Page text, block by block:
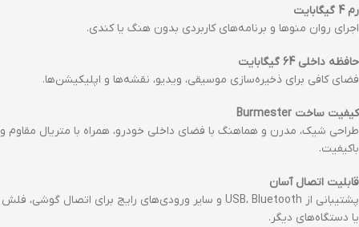
رم 4 گیگابایت
اجرای روان منوها و برنامه‌های کاربردی بدون هنگ یا کندی.
حافظه داخلی 64 گیگابایت
فضای کافی برای ذخیره‌سازی موسیقی، ویدیو، نقشه‌ها و اپلیکیشن‌ها.
کیفیت ساخت Burmester
طراحی شیک، مدرن و هماهنگ با فضای داخلی خودرو، همراه با متریال مقاوم و
باکیفیت.
قابلیت اتصال آسان
پشتیبانی از USB، Bluetooth و سایر ورودی‌های رایج برای اتصال گوشی، فلش
یا دستگاه‌های دیگر.